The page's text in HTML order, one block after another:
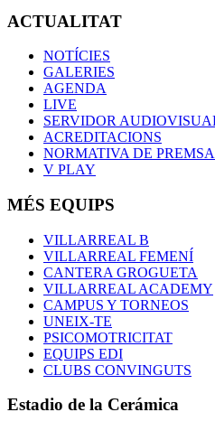
ACTUALITAT
NOTÍCIES
GALERIES
AGENDA
LIVE
SERVIDOR
ACREDITACIONS
NORMATIVA DE PREMSA
V PLAY
MÉS EQUIPS
VILLARREAL B
VILLARREAL FEMENÍ
CANTERA GROGUETA
VILLARREAL ACADEMY
CAMPUS Y TORNEOS
UNEIX-TE
PSICOMOTRICITAT
EQUIPS EDI
CLUBS CONVINGUTS
Estadio de la Cerámica